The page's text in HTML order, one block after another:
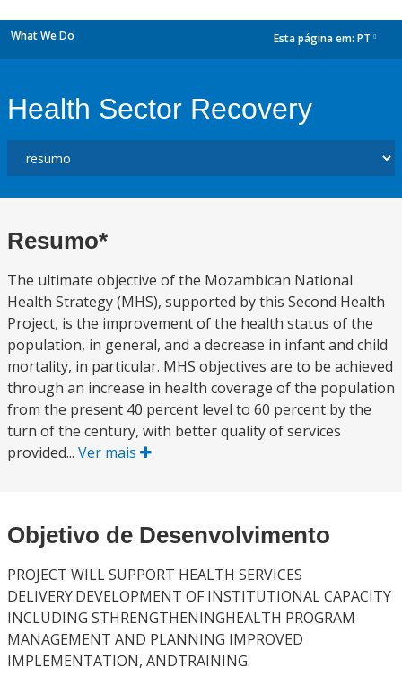
What We Do Esta página em: PT
Health Sector Recovery
Resumo*
The ultimate objective of the Mozambican National
Health Strategy (MHS), supported by this Second Health
Project, is the improvement of the health status of the
population, in general, and a decrease in infant and child
mortality, in particular. MHS objectives are to be achieved
through an increase in health coverage of the population
from the present 40 percent level to 60 percent by the
turn of the century, with better quality of services
provided... Ver mais
Objetivo de Desenvolvimento
PROJECT WILL SUPPORT HEALTH SERVICES
DELIVERY.DEVELOPMENT OF INSTITUTIONAL CAPACITY
INCLUDING STHRENGTHENINGHEALTH PROGRAM
MANAGEMENT AND PLANNING IMPROVED
IMPLEMENTATION, ANDTRAINING.